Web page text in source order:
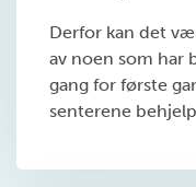
Derfor kan det
av noen som har
gang for første
senterene